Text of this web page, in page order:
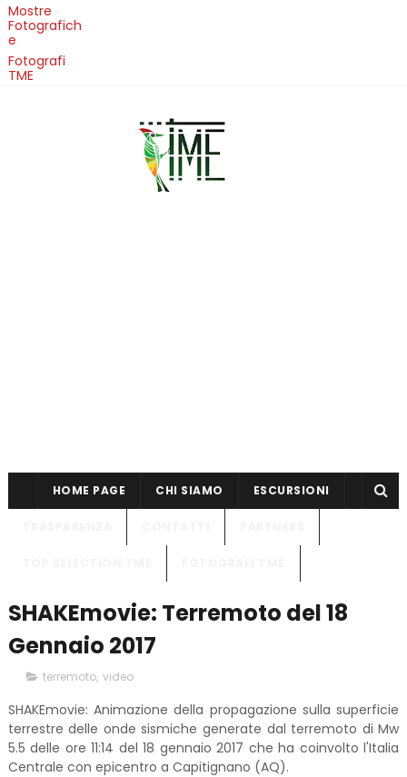
Mostre
Fotografich
e
Fotografi
TME
HOME PAGE CHI SIAMO ESCURSIONI
SHAKEmovie: Terremoto del 18
Gennaio 2017
terremoto, video
SHAKEmovie: Animazione della propagazione sulla superficie
terrestre delle onde sismiche generate dal terremoto di Mw
5.5 delle ore 11:14 del 18 gennaio 2017 che ha coinvolto l'Italia
Centrale con epicentro a Capitignano (AQ).